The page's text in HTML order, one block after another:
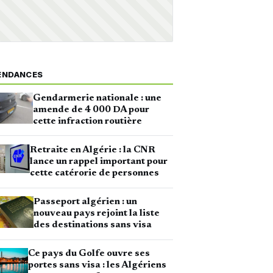
Gendarmerie nationale : une
amende de 4 000 DA pour
cette infraction routière
Retraite en Algérie : la CNR
lance un rappel important pour
cette catérorie de personnes
Passeport algérien : un
nouveau pays rejoint la liste
des destinations sans visa
Ce pays du Golfe ouvre ses
portes sans visa : les Algériens